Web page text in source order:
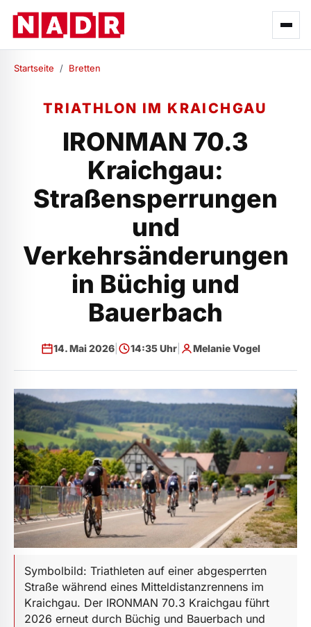
Startseite / Bretten
TRIATHLON IM KRAICHGAU
IRONMAN 70.3
Kraichgau:
Straßensperrungen
und
Verkehrsänderungen
in Büchig und
Bauerbach
14. Mai 2026| 14:35 Uhr| Melanie Vogel
Symbolbild: Triathleten auf einer abgesperrten
Straße während eines Mitteldistanzrennens im
Kraichgau. Der IRONMAN 70.3 Kraichgau führt
2026 erneut durch Büchig und Bauerbach und